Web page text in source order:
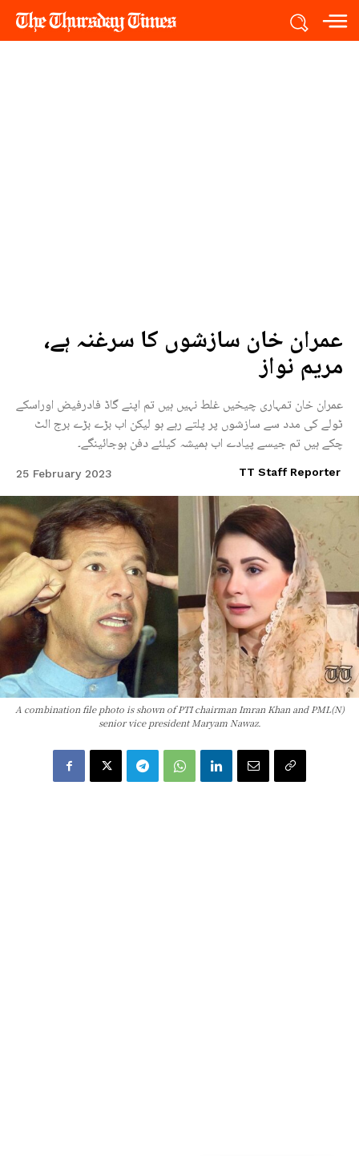
عمران خان سازشوں کا سرغنہ ہے،
مریم نواز
عمران خان تمہاری چیخیں غلط نہیں ہیں تم اپنے گاڈ فادرفیض اوراسکے
ٹولے کی مدد سے سازشوں پر پلتے رہے ہو لیکن اب بڑے بڑے برج الٹ
چکے ہیں تم جیسے پیادے اب ہمیشہ کیلئے دفن ہوجائینگے۔
TT Staff Reporter
25 February 2023
A combination file photo is shown of PTI chairman Imran Khan and PML(N)
senior vice president Maryam Nawaz.